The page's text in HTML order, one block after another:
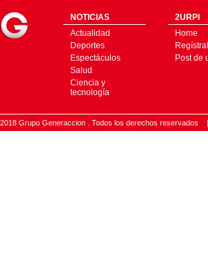
NOTICIAS
Actualidad
Deportes
Espectáculos
Salud
Ciencia y
tecnología
2URPI
Home
Post de
2018 Grupo Generaccion . Todos los derechos reservados |